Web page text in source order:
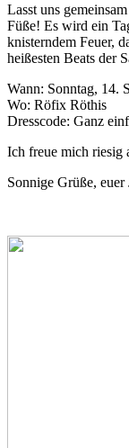
Lasst uns
Füße! Es wird ein
knisterndem Feuer,
heißesten Beats der
Wann: Sonntag, 14.
Wo: Röfix Röthis
Dresscode: Ganz
Ich freue mich riesig
Sonnige Grüße,